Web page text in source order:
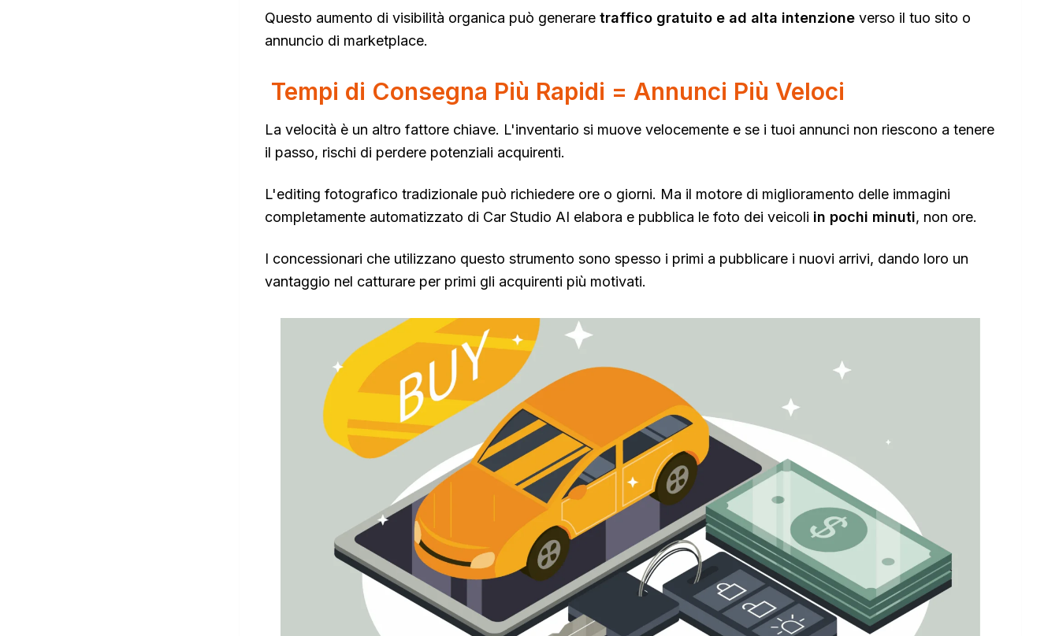
Questo aumento di visibilità organica può generare traffico gratuito e ad alta intenzione verso il tuo sito o
annuncio di marketplace.
Tempi di Consegna Più Rapidi = Annunci Più Veloci
La velocità è un altro fattore chiave. L'inventario si muove velocemente e se i tuoi annunci non riescono a tenere
il passo, rischi di perdere potenziali acquirenti.
L'editing fotografico tradizionale può richiedere ore o giorni. Ma il motore di miglioramento delle immagini
completamente automatizzato di Car Studio AI elabora e pubblica le foto dei veicoli in pochi minuti, non ore.
I concessionari che utilizzano questo strumento sono spesso i primi a pubblicare i nuovi arrivi, dando loro un
vantaggio nel catturare per primi gli acquirenti più motivati.